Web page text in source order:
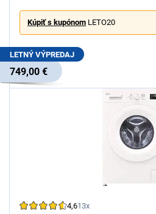
Kúpiť s kupónom LETO20
LETNÝ VÝPREDAJ
749,00 €
4,613x